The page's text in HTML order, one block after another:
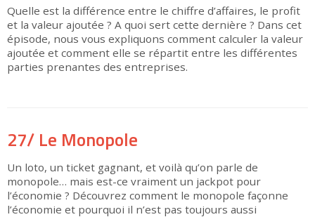
Quelle est la différence entre le chiffre d’affaires, le profit
et la valeur ajoutée ? A quoi sert cette dernière ? Dans cet
épisode, nous vous expliquons comment calculer la valeur
ajoutée et comment elle se répartit entre les différentes
parties prenantes des entreprises.
▶
27/ Le Monopole
Un loto, un ticket gagnant, et voilà qu’on parle de
monopole… mais est-ce vraiment un jackpot pour
l’économie ? Découvrez comment le monopole façonne
l’économie et pourquoi il n’est pas toujours aussi